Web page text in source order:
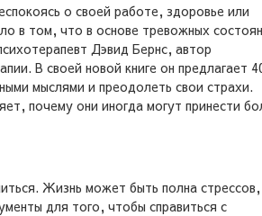
о своей работе, здоровье или
в том, что в основе тревожных
Дэвид Бернс, автор
В своей новой книге он предлагает
мыслями и преодолеть свои страхи.
почему они иногда могут принести
Жизнь может быть полна
для того, чтобы справиться с